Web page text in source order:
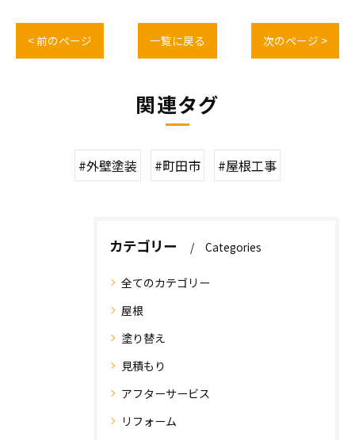
< 前のページ 一覧に戻る 次のページ >
関連タグ
#外壁塗装 #町田市 #屋根工事
カテゴリー Categories
全てのカテゴリー
屋根
塗り替え
見積もり
アフターサービス
リフォーム